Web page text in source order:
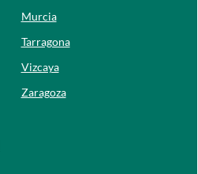
Murcia
Tarragona
Vizcaya
Zaragoza